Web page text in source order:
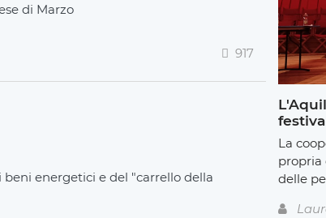
di Marzo
917
energetici e del "carrello della
La
propria
delle